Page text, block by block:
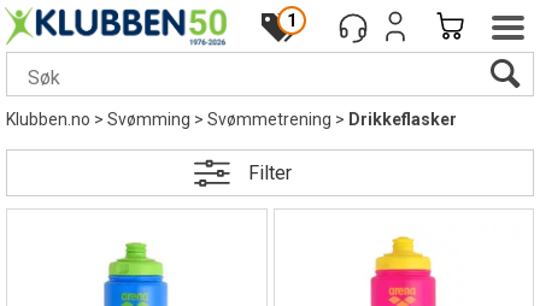
1
Klubben.no>Svømming>Svømmetrening> Drikkeflasker
Filter